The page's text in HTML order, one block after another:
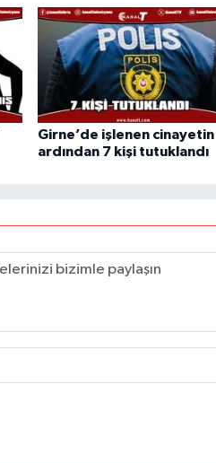
Girne’de işlenen cinayetin
ardından 7 kişi tutuklandı